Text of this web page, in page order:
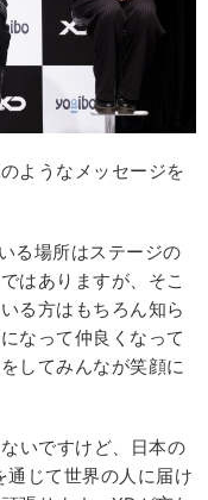
ようなメッセージを
る場所はステージの
はありますが、そこ
る方はもちろん知ら
なって仲良くなって
してみんなが笑顔に
いですけど、日本の
じて世界の人に届け